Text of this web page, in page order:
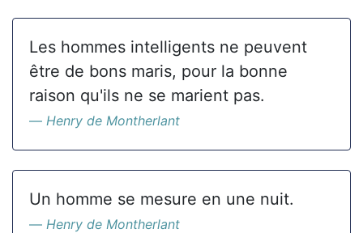
Les hommes intelligents ne peuvent
être de bons maris, pour la bonne
raison qu'ils ne se marient pas.
Henry de Montherlant
Un homme se mesure en une nuit.
Henry de Montherlant